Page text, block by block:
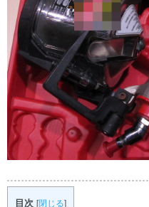
目次 [閉じる]